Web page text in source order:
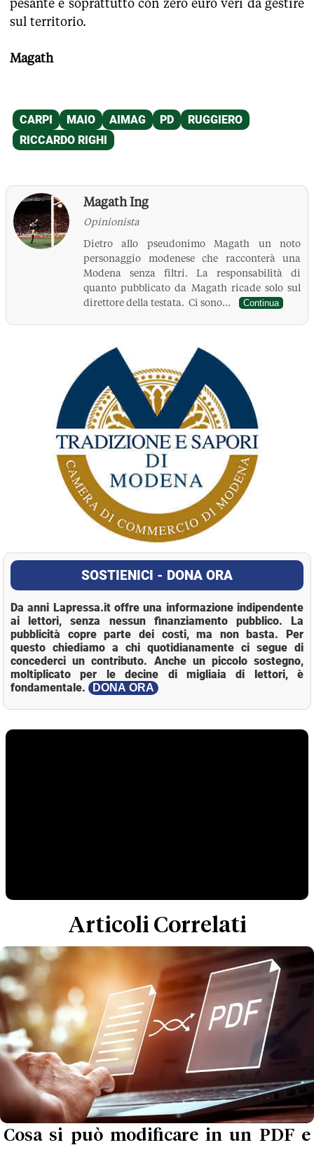
pesante e soprattutto con zero euro veri da gestire
sul territorio.
Magath
Magath Ing
Opinionista
Dietro allo pseudonimo Magath un noto
personaggio modenese che racconterà una
Modena senza filtri. La responsabilità di
quanto pubblicato da Magath ricade solo sul
direttore della testata. Ci sono...
Continua
SOSTIENICI - DONA ORA
Da anni Lapressa.it offre una informazione indipendente
ai lettori, senza nessun finanziamento pubblico. La
pubblicità copre parte dei costi, ma non basta. Per
questo chiediamo a chi quotidianamente ci segue di
concederci un contributo. Anche un piccolo sostegno,
moltiplicato per le decine di migliaia di lettori, è
fondamentale.
DONA ORA
Articoli Correlati
Cosa si può modificare in un PDF e